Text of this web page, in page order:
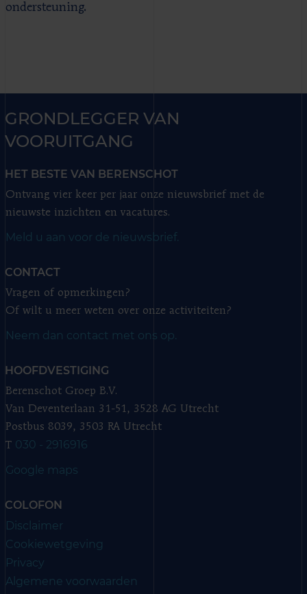
ondersteuning.
GRONDLEGGER VAN
VOORUITGANG
HET BESTE VAN BERENSCHOT
Ontvang vier keer per jaar onze nieuwsbrief met de
nieuwste inzichten en vacatures.
Meld u aan voor de nieuwsbrief.
CONTACT
Vragen of opmerkingen?
Of wilt u meer weten over onze activiteiten?
Neem dan contact met ons op.
HOOFDVESTIGING
Berenschot Groep B.V.
Van Deventerlaan 31-51, 3528 AG Utrecht
Postbus 8039, 3503 RA Utrecht
T 030 - 2916916
Google maps
COLOFON
Disclaimer
Cookiewetgeving
Privacy
Algemene voorwaarden